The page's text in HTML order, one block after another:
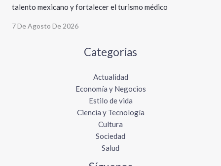
talento mexicano y fortalecer el turismo médico
7 De Agosto De 2026
Categorías
Actualidad
Economía y Negocios
Estilo de vida
Ciencia y Tecnología
Cultura
Sociedad
Salud